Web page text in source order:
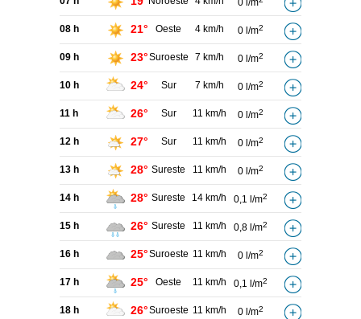
0 l/m
08 h 21° Oeste 4 km/h 0 l/m2
09 h 23°Suroeste 7 km/h 0 l/m2
10 h 24° Sur 7 km/h 0 l/m2
11 h 26° Sur 11 km/h 0 l/m2
12 h 27° Sur 11 km/h 0 l/m2
13 h 28° Sureste 11 km/h 0 l/m2
14 h 28° Sureste 14 km/h 0,1 l/m2
15 h 26° Sureste 11 km/h 0,8 l/m2
16 h 25°Suroeste 11 km/h 0 l/m2
17 h 25° Oeste 11 km/h 0,1 l/m2
18 h 26°Suroeste 11 km/h 0 l/m2